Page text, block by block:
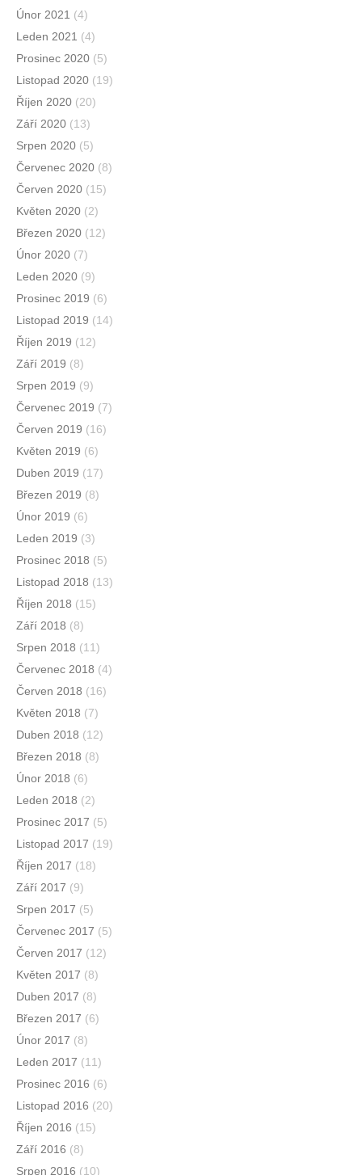
Únor 2021 (4)
Leden 2021 (4)
Prosinec 2020 (5)
Listopad 2020 (19)
Říjen 2020 (20)
Září 2020 (13)
Srpen 2020 (5)
Červenec 2020 (8)
Červen 2020 (15)
Květen 2020 (2)
Březen 2020 (12)
Únor 2020 (7)
Leden 2020 (9)
Prosinec 2019 (6)
Listopad 2019 (14)
Říjen 2019 (12)
Září 2019 (8)
Srpen 2019 (9)
Červenec 2019 (7)
Červen 2019 (16)
Květen 2019 (6)
Duben 2019 (17)
Březen 2019 (8)
Únor 2019 (6)
Leden 2019 (3)
Prosinec 2018 (5)
Listopad 2018 (13)
Říjen 2018 (15)
Září 2018 (8)
Srpen 2018 (11)
Červenec 2018 (4)
Červen 2018 (16)
Květen 2018 (7)
Duben 2018 (12)
Březen 2018 (8)
Únor 2018 (6)
Leden 2018 (2)
Prosinec 2017 (5)
Listopad 2017 (19)
Říjen 2017 (18)
Září 2017 (9)
Srpen 2017 (5)
Červenec 2017 (5)
Červen 2017 (12)
Květen 2017 (8)
Duben 2017 (8)
Březen 2017 (6)
Únor 2017 (8)
Leden 2017 (11)
Prosinec 2016 (6)
Listopad 2016 (20)
Říjen 2016 (15)
Září 2016 (8)
Srpen 2016 (10)